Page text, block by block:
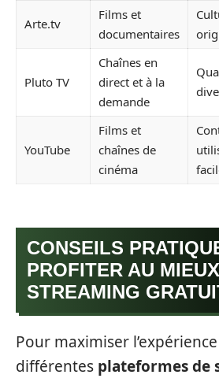
Arte.tv
Films et
documentaires
Pluto TV
Chaînes en
direct et à la
demande
YouTube
Films et
chaînes de
cinéma
CONSEILS
PROFITER AU
STREAMING
Pour maximiser
différentes plateformes de